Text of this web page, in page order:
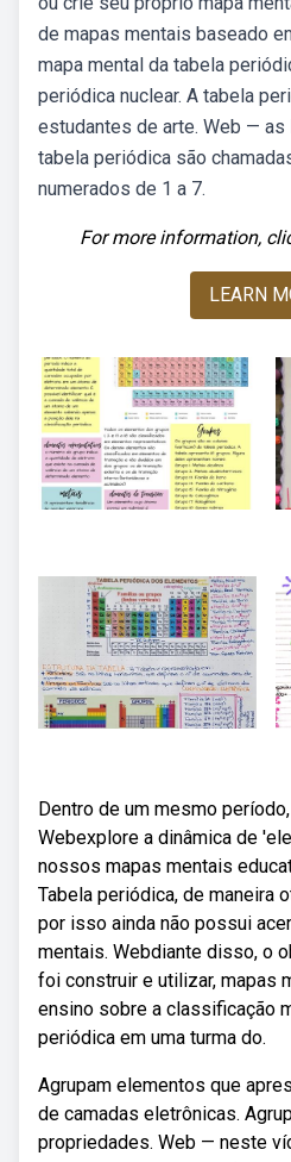
de mapas mentais baseado
mapa mental da tabela
periódica nuclear. A tabela
estudantes de arte. Web —
tabela periódica são
numerados de 1 a 7.
For more information,
LEARN
Dentro de um mesmo
Webexplore a dinâmica de
nossos mapas mentais
Tabela periódica, de maneira
por isso ainda não possui
mentais. Webdiante disso, o
foi construir e utilizar, mapas
ensino sobre a classificação
periódica em uma turma do.
Agrupam elementos que
de camadas eletrônicas.
propriedades. Web — neste